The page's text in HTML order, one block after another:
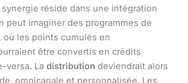
synergie réside dans une intégration
peut imaginer des programmes de
les points cumulés en
être convertis en crédits
versa. La distribution deviendrait alors
omnicanale et personnalisée. Les